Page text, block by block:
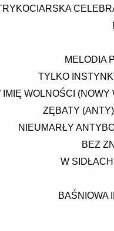
MELODIA
TYLKO
IMIĘ WOLNOŚCI
ZĘBATY
NIEUMARŁY
BEZ
W
BAŚNIOWA